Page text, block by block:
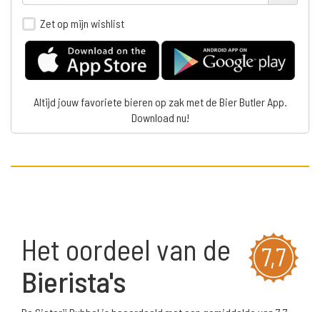
Zet op mijn wishlist
Altijd jouw favoriete bieren op zak met de Bier Butler App.
Download nu!
7,7
Het oordeel van de
Bierista's